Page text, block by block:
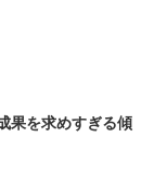
果を求めすぎる傾